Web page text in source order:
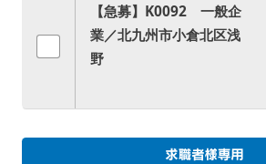
【急募】K0092 一般企
業／北九州市小倉北区浅
野